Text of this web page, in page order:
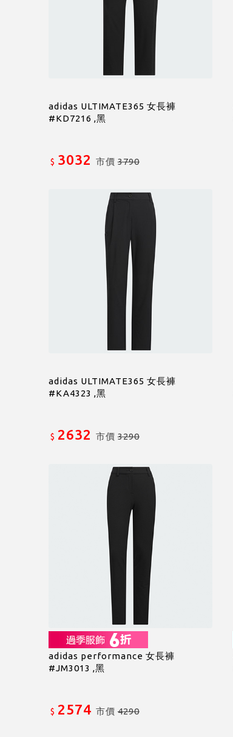
adidas ULTIMATE365 女長褲
#KD7216 ,黑
$ 3032 市價3790
adidas ULTIMATE365 女長褲
#KA4323 ,黑
$ 2632 市價3290
adidas performance 女長褲
#JM3013 ,黑
$ 2574 市價4290